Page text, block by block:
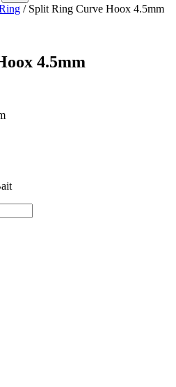
/ Split Ring Curve Hoox 4.5mm
4.5mm